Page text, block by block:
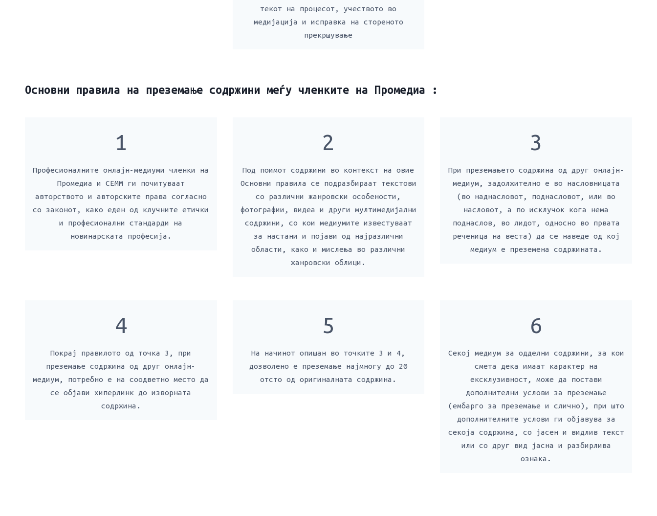
текот на процесот, учеството во
медијација и исправка на стореното
прекршување
Основни правила на преземање содржини меѓу членките на Промедиа :
1
Професионалните онлаjн-медиуми членки на
Промедиа и СЕММ ги почитуваат
авторството и авторските права согласно
со законот, како еден од клучните етички
и професионални стандарди на
новинарската професија.
2
Под поимот содржини во контекст на овие
Основни правила се подразбираат текстови
со различни жанровски особености,
фотографии, видеа и други мултимедијални
содржини, со кои медиумите известуваат
за настани и појави од најразлични
области, како и мислења во различни
жанровски облици.
3
При преземањето содржина од друг онлајн-
медиум, задолжително е во насловницата
(во наднасловот, поднасловот, или во
насловот, а по исклучок кога нема
поднаслов, во лидот, односно во првата
реченица на веста) да се наведе од кој
медиум е преземена содржината.
4
Покрај правилото од точка 3, при
преземање содржина од друг онлајн-
медиум, потребно е на соодветно место да
се објави хиперлинк до изворната
содржина.
5
На начинот опишан во точките 3 и 4,
дозволено е преземање најмногу до 20
отсто од оригиналната содржина.
6
Секој медиум за одделни содржини, за кои
смета дека имаат карактер на
ексклузивност, може да постави
дополнителни услови за преземање
(ембарго за преземање и слично), при што
дополнителните услови ги објавува за
секоја содржина, со јасен и видлив текст
или со друг вид јасна и разбирлива
ознака.